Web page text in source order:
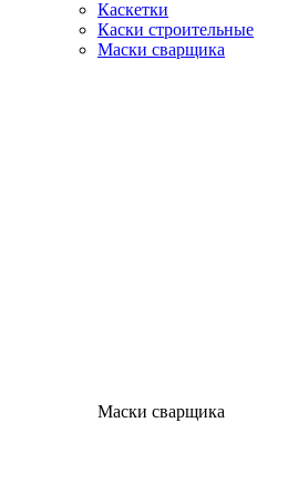
Каскетки
Каски строительные
Маски сварщика
Маски сварщика